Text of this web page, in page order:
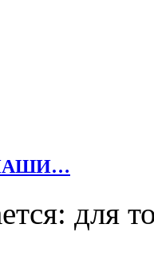
НАШИ…
для